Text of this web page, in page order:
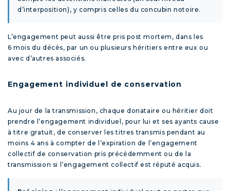
d’interposition), y compris celles du concubin notoire.
L’engagement peut aussi être pris post mortem, dans les
6 mois du décès, par un ou plusieurs héritiers entre eux ou
avec d’autres associés.
Engagement individuel de conservation
Au jour de la transmission, chaque donataire ou héritier doit
prendre l’engagement individuel, pour lui et ses ayants cause
à titre gratuit, de conserver les titres transmis pendant au
moins 4 ans à compter de l’expiration de l’engagement
collectif de conservation pris précédemment ou de la
transmission si l’engagement collectif est réputé acquis.